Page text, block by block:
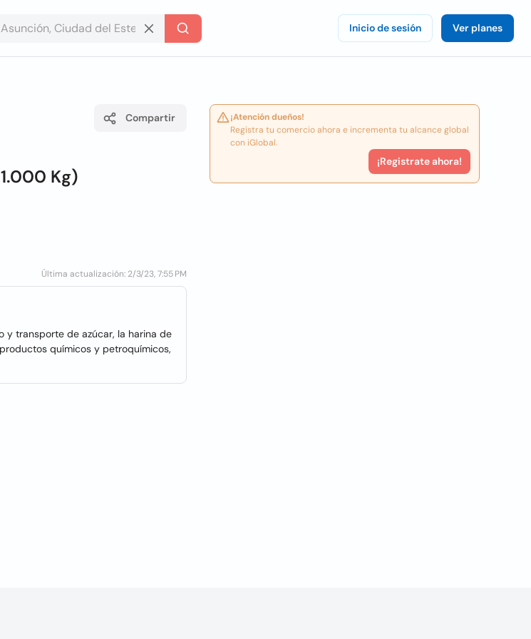
Inicio de sesión Ver planes
Compartir
Kg)
Última actualización: 2/3/23, 7:55 PM
y transporte de azúcar, la harina de
químicos y petroquímicos,
¡Atención dueños!
Registra tu comercio ahora e incrementa tu alcance global
con iGlobal.
¡Registrate ahora!